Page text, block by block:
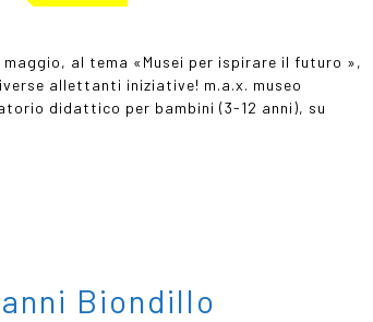
al tema «Musei per ispirare il futuro »,
allettanti iniziative! m.a.x. museo
didattico per bambini (3-12 anni), su
Biondillo